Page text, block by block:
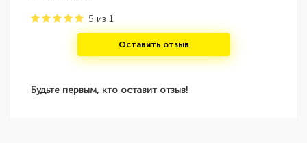
5 из 1
Оставить отзыв
Будьте первым, кто оставит отзыв!